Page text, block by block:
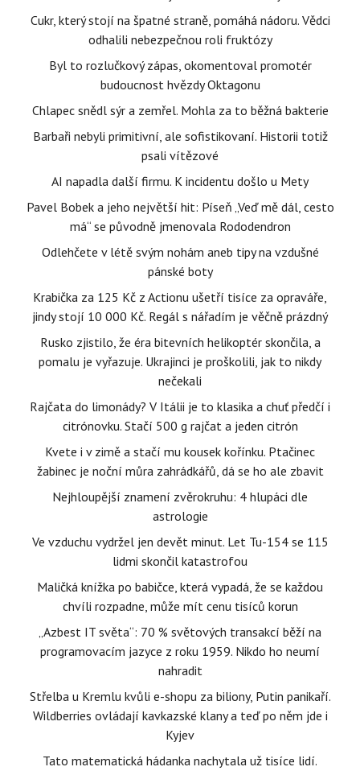
Cukr, který stojí na špatné straně, pomáhá nádoru. Vědci
odhalili nebezpečnou roli fruktózy
Byl to rozlučkový zápas, okomentoval promotér
budoucnost hvězdy Oktagonu
Chlapec snědl sýr a zemřel. Mohla za to běžná bakterie
Barbaři nebyli primitivní, ale sofistikovaní. Historii totiž
psali vítězové
AI napadla další firmu. K incidentu došlo u Mety
Pavel Bobek a jeho největší hit: Píseň „Veď mě dál, cesto
má“ se původně jmenovala Rododendron
Odlehčete v létě svým nohám aneb tipy na vzdušné
pánské boty
Krabička za 125 Kč z Actionu ušetří tisíce za opraváře,
jindy stojí 10 000 Kč. Regál s nářadím je věčně prázdný
Rusko zjistilo, že éra bitevních helikoptér skončila, a
pomalu je vyřazuje. Ukrajinci je proškolili, jak to nikdy
nečekali
Rajčata do limonády? V Itálii je to klasika a chuť předčí i
citrónovku. Stačí 500 g rajčat a jeden citrón
Kvete i v zimě a stačí mu kousek kořínku. Ptačinec
žabinec je noční můra zahrádkářů, dá se ho ale zbavit
Nejhloupější znamení zvěrokruhu: 4 hlupáci dle
astrologie
Ve vzduchu vydržel jen devět minut. Let Tu-154 se 115
lidmi skončil katastrofou
Maličká knížka po babičce, která vypadá, že se každou
chvíli rozpadne, může mít cenu tisíců korun
„Azbest IT světa“: 70 % světových transakcí běží na
programovacím jazyce z roku 1959. Nikdo ho neumí
nahradit
Střelba u Kremlu kvůli e-shopu za biliony, Putin panikaří.
Wildberries ovládají kavkazské klany a teď po něm jde i
Kyjev
Tato matematická hádanka nachytala už tisíce lidí.